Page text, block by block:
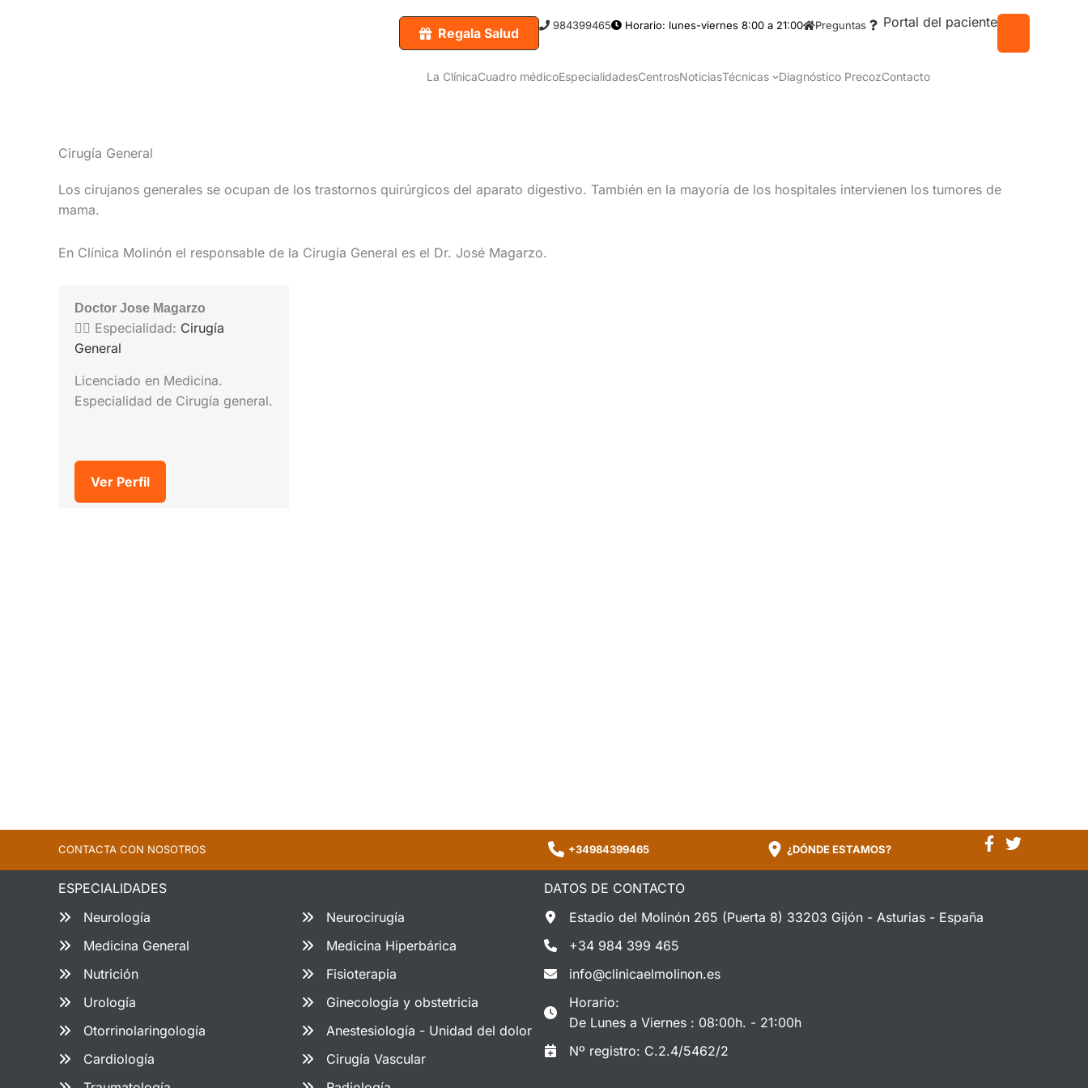
Regala Salud
984399465 Horario: lunes-viernes 8:00 a 21:00 Preguntas Portal del paciente
La ClínicaCuadro médicoEspecialidadesCentrosNoticiasTécnicas Diagnóstico PrecozContacto
Cirugía General
Los cirujanos generales se ocupan de los trastornos quirúrgicos del aparato digestivo. También en la mayoría de los hospitales intervienen los tumores de
mama.
En Clínica Molinón el responsable de la Cirugía General es el Dr. José Magarzo.
Doctor Jose Magarzo
👨‍⚕️ Especialidad: Cirugía
General
Licenciado en Medicina.
Especialidad de Cirugía general.
Ver Perfil
CONTACTA CON NOSOTROS +34984399465 ¿DÓNDE ESTAMOS?
ESPECIALIDADES
DATOS DE CONTACTO
Neurología
Medicina General
Nutrición
Urología
Otorrinolaringología
Cardiología
Neurocirugía
Medicina Hiperbárica
Fisioterapia
Ginecología y obstetricia
Anestesiología - Unidad del dolor
Cirugía Vascular
Estadio del Molinón 265 (Puerta 8) 33203 Gijón - Asturias - España
+34 984 399 465
info@clinicaelmolinon.es
Horario:
De Lunes a Viernes : 08:00h. - 21:00h
Nº registro: C.2.4/5462/2